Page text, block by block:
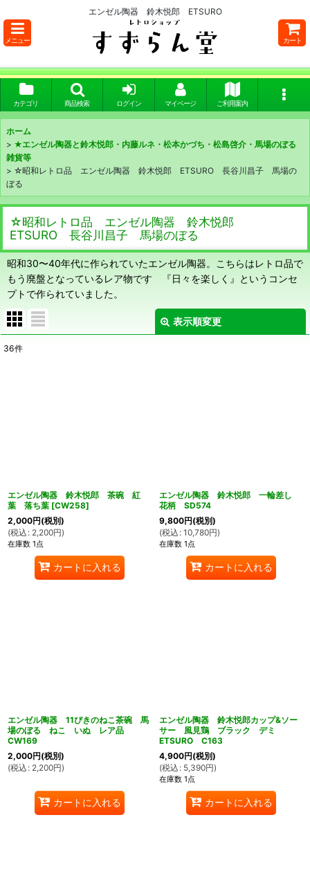
エンゼル陶器 鈴木悦郎 ETSURO
メニュー カート
カテゴリ 商品検索 ログイン マイページ ご利用案内
ホーム
> ★エンゼル陶器と鈴木悦郎・内藤ルネ・松本かづち・松島啓介・馬場のぼる
雑貨等
> ☆昭和レトロ品 エンゼル陶器 鈴木悦郎 ETSURO 長谷川昌子 馬場の
ぼる
☆昭和レトロ品 エンゼル陶器 鈴木悦郎
ETSURO 長谷川昌子 馬場のぼる
昭和30〜40年代に作られていたエンゼル陶器。こちらはレトロ品で
もう廃盤となっているレア物です 『日々を楽しく』というコンセ
プトで作られていました。
表示順変更
36件
エンゼル陶器 鈴木悦郎 茶碗 紅
葉 落ち葉 [CW258]
2,000円(税別)
(税込 : 2,200円)
在庫数 1点
カートに入れる
エンゼル陶器 鈴木悦郎 一輪差し
花柄 SD574
9,800円(税別)
(税込 : 10,780円)
在庫数 1点
カートに入れる
エンゼル陶器 11ぴきのねこ茶碗 馬
場のぼる ねこ いぬ レア品
CW169
2,000円(税別)
(税込 : 2,200円)
カートに入れる
エンゼル陶器 鈴木悦郎カップ&ソー
サー 風見鶏 ブラック デミ
ETSURO C163
4,900円(税別)
(税込 : 5,390円)
在庫数 1点
カートに入れる